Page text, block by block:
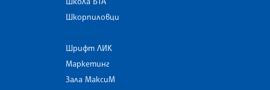
Шкорпиловци
Шрифт ЛИК
Маркетинг
Зала МаксиМ